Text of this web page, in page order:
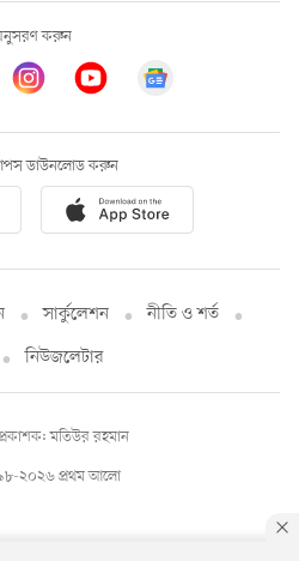
করুন
ডাউনলোড করুন
সার্কুলেশন
নীতি ও শর্ত
নিউজলেটার
২০২৬ প্রথম আলো
মতিউর রহমান